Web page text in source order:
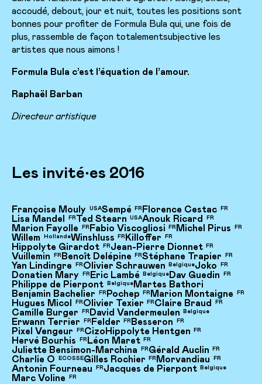
accoudé, debout, jour et nuit, toutes les positions sont
bonnes pour profiter de Formula Bula qui, une fois de
plus, rassemble de façon totalementsubjective les
artistes que nous aimons !
Formula Bula c’est l’équation de l’amour.
Raphaël Barban
Directeur artistique
Les invité•es 2016
Françoise Mouly USASempé FR Florence Cestac FR
Lisa Mandel FR Ted Stearn USAAnouk Ricard FR
Marion Fayolle FR Fabio Viscogliosi FR Michel Pirus FR
Willem HollandeWinshluss FR Killoffer FR
Hippolyte Girardot FR Jean-Pierre Dionnet FR
Vuillemin FR Benoît Delépine FRStéphane Trapier FR
Yan Lindingre FR Olivier Schrauwen BelgiqueJoko FR
Donatien Mary FR Eric Lambé Belgique Dav Guedin FR
Philippe de Pierpont BelgiqueMartes Bathori
Benjamin Bachelier
FR Pochep FR Marion Montaigne FR
Hugues Micol FR Olivier Texier FR Claire Braud FR
Camille Burger FR David Vandermeulen Belgique
Erwann Terrier FR Felder FR Besseron FR
Pixel Vengeur FR Cizo Hippolyte Hentgen FR
Hervé Bourhis FR Léon Maret FR
Juliette Bensimon-Marchina FR Gérald Auclin FR
Charlie O ECOSSEGilles Rochier FR Morvandiau FR
Antonin Fourneau FR Jacques de Pierpont Belgique
Marc Voline FR